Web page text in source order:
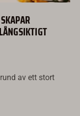
av ett stort